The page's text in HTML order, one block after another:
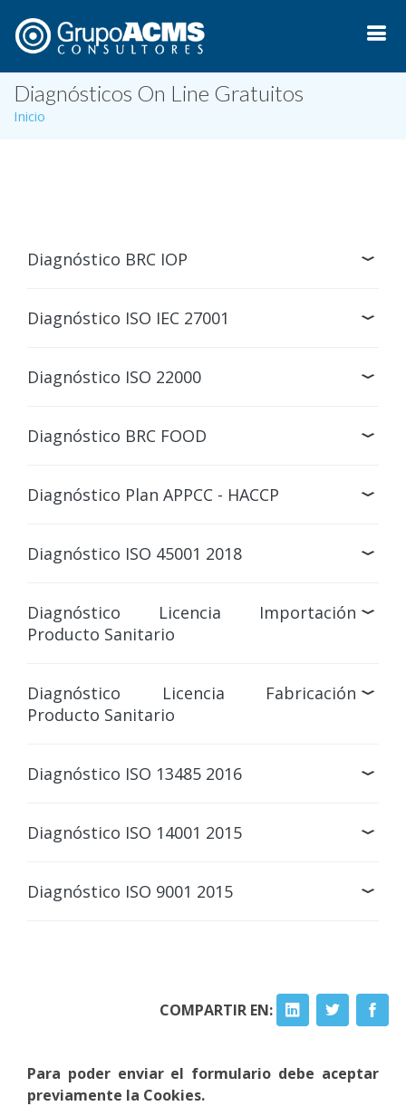
Diagnósticos On Line Gratuitos
Inicio
Diagnóstico BRC IOP
Diagnóstico ISO IEC 27001
Diagnóstico ISO 22000
Diagnóstico BRC FOOD
Diagnóstico Plan APPCC - HACCP
Diagnóstico ISO 45001 2018
Diagnóstico Licencia Importación
Producto Sanitario
Diagnóstico Licencia Fabricación
Producto Sanitario
Diagnóstico ISO 13485 2016
Diagnóstico ISO 14001 2015
Diagnóstico ISO 9001 2015
COMPARTIR EN:
Para poder enviar el formulario debe aceptar
previamente la Cookies.